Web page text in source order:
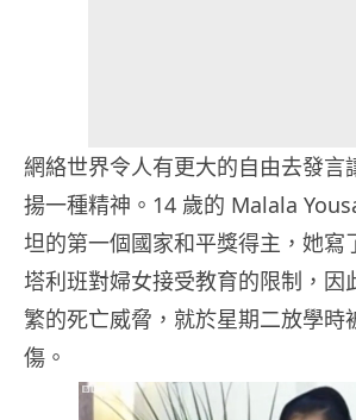
網絡世界令人有更大的自由去發言
揚一種精神。14 歲的 Malala
坦的第一個國家和平獎得主，她
塔利班對婦女接受教育的限制，因
繁的死亡威脅，就於星期二放學時
傷。